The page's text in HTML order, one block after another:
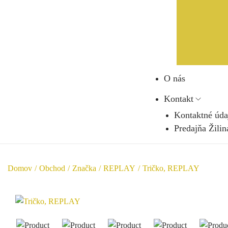
O nás
Kontakt
Kontaktné
Predajňa
Domov / Obchod / Značka / REPLAY / Tričko, REPLAY